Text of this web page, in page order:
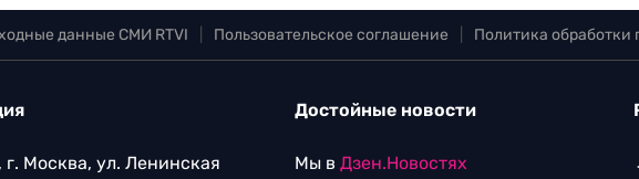
данные СМИ RTVI Пользовательское соглашение Политика
г. Москва, ул. Ленинская
Достойные новости
Мы в Дзен.Новостях